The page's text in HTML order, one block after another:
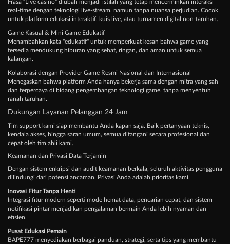
Frasa “Live casino” diubah menjadi istilah yang tetap mencerminkan interaksi
real-time dengan teknologi live-stream, namun tanpa nuansa perjudian. Cocok
untuk platform edukasi interaktif, kuis live, atau turnamen digital non-taruhan.
Game Kasual & Mini Game Edukatif
Menambahkan kata "edukatif" untuk memperkuat kesan bahwa game yang
tersedia mendukung hiburan yang sehat, ringan, dan aman untuk semua
kalangan.
Kolaborasi dengan Provider Game Resmi Nasional dan Internasional
Menegaskan bahwa platform Anda hanya bekerja sama dengan mitra yang sah
dan terpercaya di bidang pengembangan teknologi game, tanpa menyentuh
ranah taruhan.
Dukungan Layanan Pelanggan 24 Jam
Tim support kami siap membantu Anda kapan saja. Baik pertanyaan teknis,
kendala akses, hingga saran umum, semua ditangani secara profesional dan
cepat oleh tim ahli kami.
Keamanan dan Privasi Data Terjamin
Dengan sistem enkripsi dan audit keamanan berkala, seluruh aktivitas pengguna
dilindungi dari potensi ancaman. Privasi Anda adalah prioritas kami.
Inovasi Fitur Tanpa Henti
Integrasi fitur modern seperti mode hemat data, pencarian cepat, dan sistem
notifikasi pintar menjadikan pengalaman bermain Anda lebih nyaman dan
efisien.
Pusat Edukasi Pemain
BAPE777 menyediakan berbagai panduan, strategi, serta tips yang membantu